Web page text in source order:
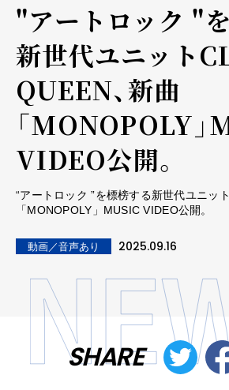
"アートロック "
新世代ユニット
QUEEN、新曲
「MONOPOLY」
VIDEO公開。
“アートロック ”を標榜する新世代ユニッ
「MONOPOLY」MUSIC VIDEO公開。
動画／音声あり 2025.09.16
SHARE